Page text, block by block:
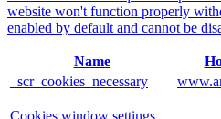
website won't function properly
enabled by default and cannot be
Name
_scr_cookies_necessary
Cookies window settings